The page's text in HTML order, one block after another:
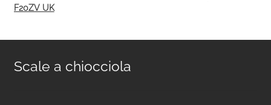
F20ZV UK
Scale a chiocciola